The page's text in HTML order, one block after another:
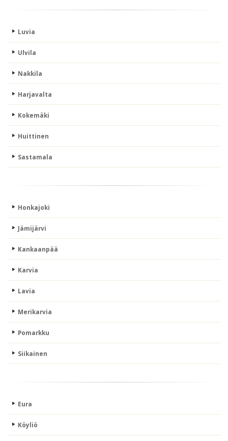
Luvia
Ulvila
Nakkila
Harjavalta
Kokemäki
Huittinen
Sastamala
Honkajoki
Jämijärvi
Kankaanpää
Karvia
Lavia
Merikarvia
Pomarkku
Siikainen
Eura
Köyliö